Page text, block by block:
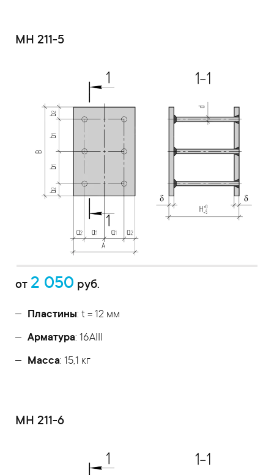
МН 211-5
от 2 050 руб.
Пластины: t = 12 мм
Арматура: 16AIII
Масса: 15,1 кг
МН 211-6